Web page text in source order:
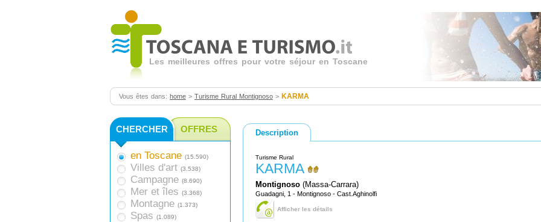
Les meilleures offres pour votre séjour en Toscane
Vous êtes dans: home > Turisme Rural Montignoso > KARMA
Description
Turisme Rural
KARMA
Montignoso (Massa-Carrara)
Guadagni, 1 - Montignoso - Cast.Aghinolfi
Afficher les détails
CHERCHER OFFRES
en Toscane (15.590)
Villes d'art (3.538)
Campagne (8.690)
Mer et îles (3.368)
Montagne (1.373)
Spas (1.089)